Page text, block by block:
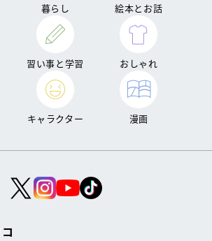
暮らし 絵本とお話
習い事と学習 おしゃれ
キャラクター 漫画